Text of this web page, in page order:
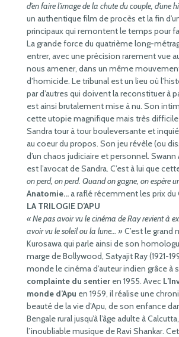
d’en faire l’image de la chute du couple, d’une
un authentique film de procès et la fin
principaux qui remontent le temps pour
La grande force du quatrième long-
entrer, avec une précision rarement vue
nous amener, dans un même
d’homicide. Le tribunal est un lieu où
par d’autres qui doivent la reconstituer à
est ainsi brutalement mise à nu. Son
cette utopie magnifique mais très difficile
Sandra tour à tour bouleversante et
au coeur du propos. Son jeu révèle (ou
d’un chaos judiciaire et personnel.
est l’avocat de Sandra. C’est à lui que
on perd, on perd. Quand on gagne, on espère
Anatomie…a raflé récemment les prix du
LA TRILOGIE D’APU
« Ne pas avoir vu le cinéma de Ray revient à
avoir vu le soleil ou la lune… » C’est le grand
Kurosawa qui parle ainsi de son
marge de Bollywood, Satyajit Ray (1921-
monde le cinéma d’auteur indien grâce à
complainte du sentier en 1955. Avec
monde d’Apu en 1959, il réalise une
beauté de la vie d’Apu, de son enfance
Bengale rural jusqu’à l’âge adulte à
l’inoubliable musique de Ravi Shankar.